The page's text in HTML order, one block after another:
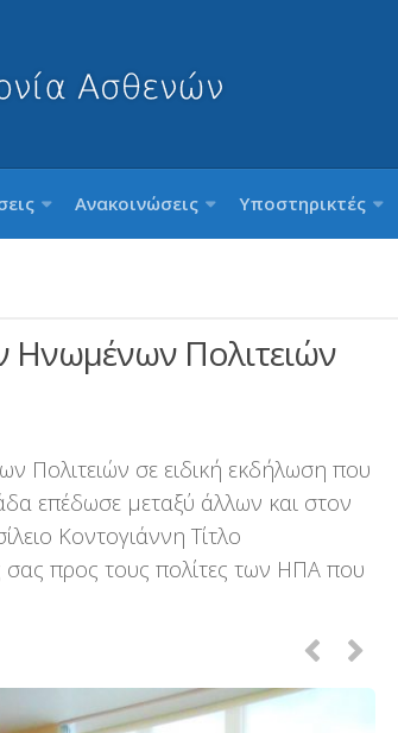
Ανακοινώσεις Υποστηρικτές
Ηνωμένων Πολιτειών
Πολιτειών σε ειδική εκδήλωση που
επέδωσε μεταξύ άλλων και στον
Κοντογιάννη Τίτλο
σας προς τους πολίτες των ΗΠΑ που